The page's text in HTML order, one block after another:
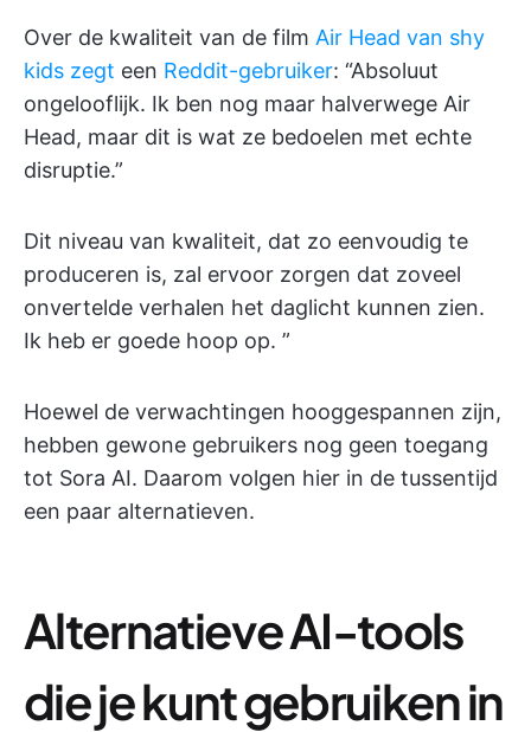
Over de kwaliteit van de film Air Head van shy
kids zegt een Reddit-gebruiker: “Absoluut
ongelooflijk. Ik ben nog maar halverwege Air
Head, maar dit is wat ze bedoelen met echte
disruptie.”
Dit niveau van kwaliteit, dat zo eenvoudig te
produceren is, zal ervoor zorgen dat zoveel
onvertelde verhalen het daglicht kunnen zien.
Ik heb er goede hoop op. ”
Hoewel de verwachtingen hooggespannen zijn,
hebben gewone gebruikers nog geen toegang
tot Sora AI. Daarom volgen hier in de tussentijd
een paar alternatieven.
Alternatieve AI-tools
die je kunt gebruiken in